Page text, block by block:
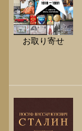
お取り寄せ